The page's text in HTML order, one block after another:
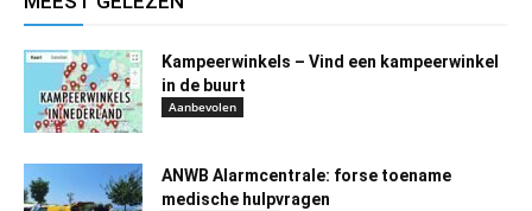
Kampeerwinkels – Vind een kampeerwinkel
in de buurt
Aanbevolen
ANWB Alarmcentrale: forse toename
medische hulpvragen